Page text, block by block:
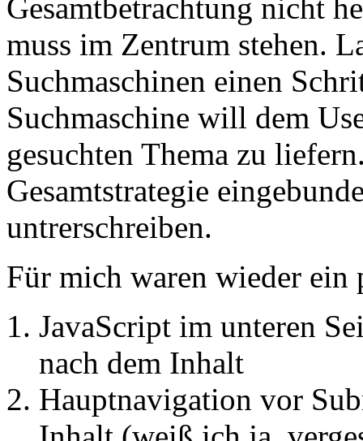
Gesamtbetrachtung nicht
muss im Zentrum stehen.
Suchmaschinen einen
Suchmaschine will dem
gesuchten Thema zu
Gesamtstrategie
untrerschreiben.
Für mich waren wieder ein
JavaScript im unteren
nach dem Inhalt
Hauptnavigation vor